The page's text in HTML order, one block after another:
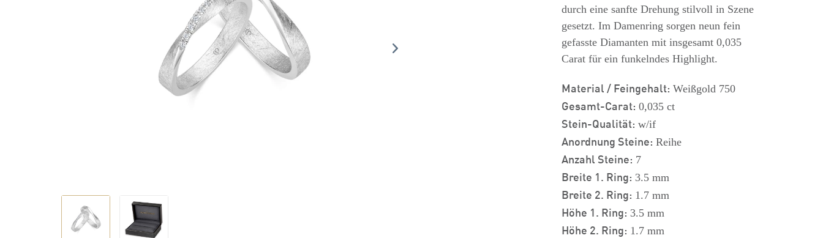
durch eine sanfte Drehung stilvoll in Szene
gesetzt. Im Damenring sorgen neun fein
gefasste Diamanten mit insgesamt 0,035
Carat für ein funkelndes Highlight.
Material / Feingehalt: Weißgold 750
Gesamt-Carat: 0,035 ct
Stein-Qualität: w/if
Anordnung Steine: Reihe
Anzahl Steine: 7
Breite 1. Ring: 3.5 mm
Breite 2. Ring: 1.7 mm
Höhe 1. Ring: 3.5 mm
Höhe 2. Ring: 1.7 mm